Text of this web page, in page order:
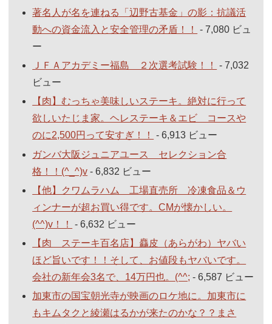
著名人が名を連ねる「辺野古基金」の影：抗議活
動への資金流入と安全管理の矛盾！！
- 7,080 ビュ
ー
ＪＦＡアカデミー福島 ２次選考試験！！
- 7,032
ビュー
【肉】むっちゃ美味しいステーキ。絶対に行って
欲しいたじま家。ヘレステーキ＆エビ コースや
のに2,500円って安すぎ！！
- 6,913 ビュー
ガンバ大阪ジュニアユース セレクション合
格！！(^_^)v - 6,832 ビュー
【他】クワムラハム 工場直売所 冷凍食品＆ウ
ィンナーが超お買い得です。CMが懐かしい。
(^^)v！！
- 6,632 ビュー
【肉 ステーキ百名店】麤皮（あらがわ）ヤバい
ほど旨いです！！そして、お値段もヤバいです。
会社の新年会3名で、14万円也。(^^; - 6,587 ビュー
加東市の国宝朝光寺が映画のロケ地に。加東市に
もキムタクと綾瀬はるかが来たのかな？？まさ